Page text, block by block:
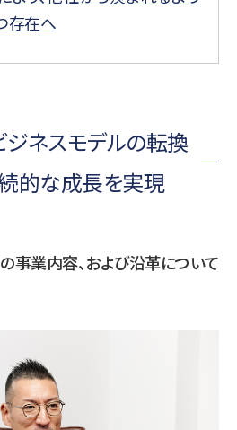
存在へ
ネスモデルの転換
的な成長を実現
事業内容、および沿革について